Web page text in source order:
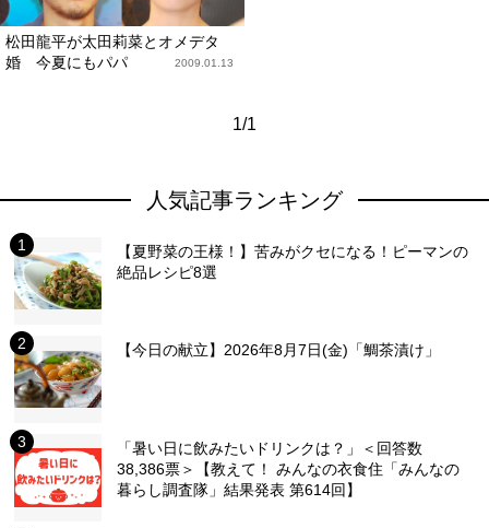
松田龍平が太田莉菜とオメデタ
婚 今夏にもパパ
2009.01.13
1/1
人気記事ランキング
【夏野菜の王様！】苦みがクセになる！ピーマンの
絶品レシピ8選
【今日の献立】2026年8月7日(金)「鯛茶漬け」
「暑い日に飲みたいドリンクは？」＜回答数
38,386票＞【教えて！ みんなの衣食住「みんなの
暮らし調査隊」結果発表 第614回】